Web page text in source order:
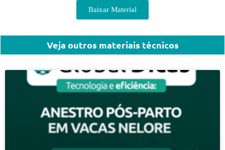
Baixar Material
Veja outros materiais técnicos